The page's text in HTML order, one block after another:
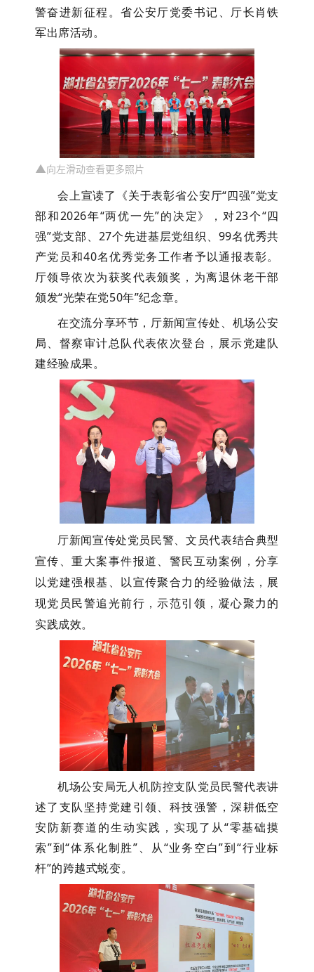
警奋进新征程。省公安厅党委书记、厅长肖铁
军出席活动。
▲向左滑动查看更多照片
会上宣读了《关于表彰省公安厅“四强”党支
部和2026年“两优一先”的决定》，对23个“四
强”党支部、 27个先进基层党组织、 99名优秀共
产党员和40名优秀党务工作者予以通报表彰。
厅领导依次为获奖代表颁奖 ， 为离退休老干部
颁发“光荣在党50年”纪念章。
在交流分享环节，厅新闻宣传处、机场公安
局、督察审计总队代表依次登台，展示党建队
建经验成果。
厅新闻宣传处党员民警、文员代表结合典型
宣传、重大案事件报道、警民互动案例，分享
以党建强根基、以宣传聚合力的经验做法，展
现党员民警追光前行，示范引领，凝心聚力的
实践成效。
机场公安局无人机防控支队党员民警代表讲
述了支队坚持党建引领、科技强警，深耕低空
安防新赛道的生动实践，实现了从“零基础摸
索”到“体系化制胜”、从“业务空白”到“行业标
杆”的跨越式蜕变。